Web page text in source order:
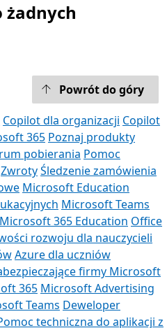
żadnych
Powrót do góry
Copilot dla organizacji Copilot
365 Poznaj produkty
pobierania Pomoc
ZwrotyŚledzenie zamówienia
Microsoft Education
Microsoft Teams
Microsoft 365 Education Office
rozwoju dla nauczycieli
Azure dla uczniów
firmy Microsoft
365 Microsoft Advertising
Teams Deweloper
techniczna do aplikacji z